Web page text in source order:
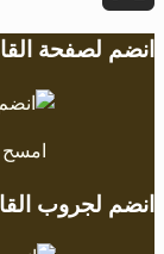
X
انضم لصفحة
امسح
انضم لجروب